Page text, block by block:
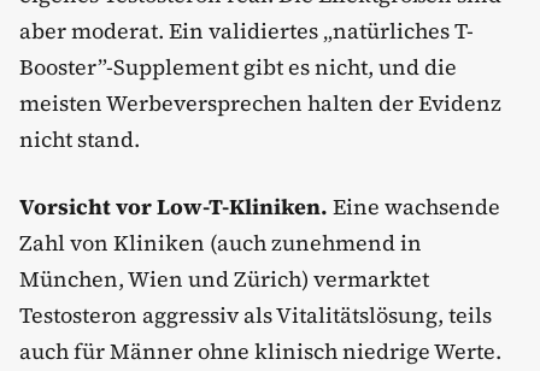
aber moderat. Ein validiertes „natürliches T-
Booster”-Supplement gibt es nicht, und die
meisten Werbeversprechen halten der Evidenz
nicht stand.
Vorsicht vor Low-T-Kliniken. Eine wachsende
Zahl von Kliniken (auch zunehmend in
München, Wien und Zürich) vermarktet
Testosteron aggressiv als Vitalitätslösung, teils
auch für Männer ohne klinisch niedrige Werte.